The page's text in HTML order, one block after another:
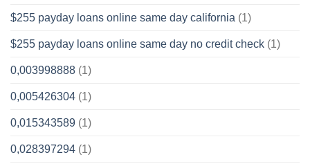
$255 payday loans online same day california (1)
$255 payday loans online same day no credit check (1)
0,003998888 (1)
0,005426304 (1)
0,015343589 (1)
0,028397294 (1)